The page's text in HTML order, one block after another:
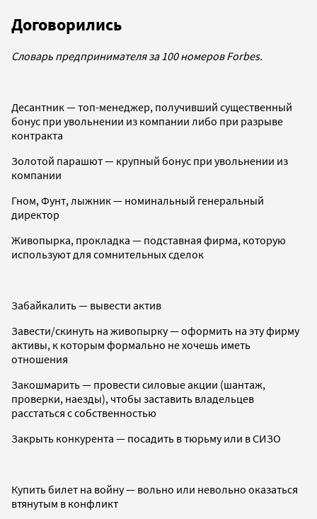
Договорились
Словарь предпринимателя за 100 номеров Forbes.
Десантник — топ-менеджер, получивший существенный
бонус при увольнении из компании либо при разрыве
контракта
Золотой парашют — крупный бонус при увольнении из
компании
Гном, Фунт, лыжник — номинальный генеральный
директор
Живопырка, прокладка — подставная фирма, которую
используют для сомнительных сделок
Забайкалить — вывести актив
Завести/скинуть на живопырку — оформить на эту фирму
активы, к которым формально не хочешь иметь
отношения
Закошмарить — провести силовые акции (шантаж,
проверки, наезды), чтобы заставить владельцев
расстаться с собственностью
Закрыть конкурента — посадить в тюрьму или в СИЗО
Купить билет на войну — вольно или невольно оказаться
втянутым в конфликт